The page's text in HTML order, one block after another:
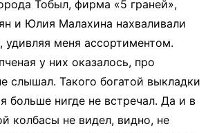
Тобыл, фирма «5 граней»,
и Юлия Малахина нахваливали
удивляя меня ассортиментом.
у них оказалось, про
слышал. Такого богатой выкладки
больше нигде не встречал. Да и в
колбасы не видел, видно, не